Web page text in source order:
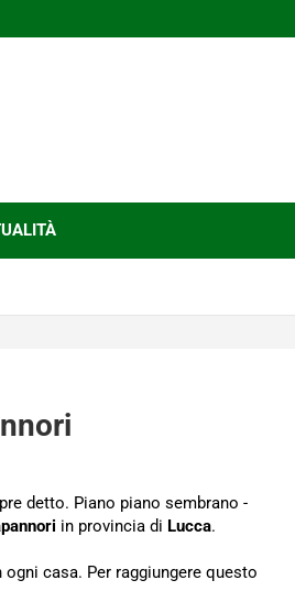
detto. Piano piano sembrano -
in provincia di Lucca.
ogni casa. Per raggiungere questo